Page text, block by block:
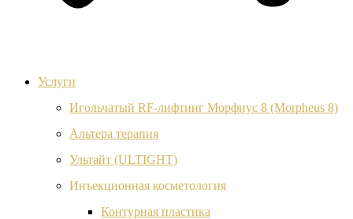
Услуги
Игольчатый RF-лифтинг Морфиус 8 (Morpheus 8)
Альтера терапия
Ультайт (ULTIGHT)
Инъекционная косметология
Контурная пластика